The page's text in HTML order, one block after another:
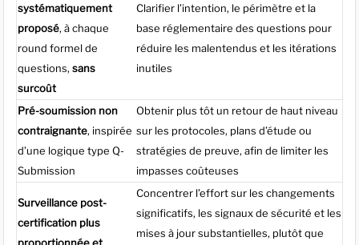
systématiquement
proposé, à chaque
round formel de
questions, sans
surcoût
Clarifier l’intention, le périmètre et la
base réglementaire des questions pour
réduire les malentendus et les itérations
inutiles
Pré-soumission non
contraignante, inspirée
d’une logique type Q-
Submission
Obtenir plus tôt un retour de haut niveau
sur les protocoles, plans d’étude ou
stratégies de preuve, afin de limiter les
impasses coûteuses
Surveillance post-
certification plus
Concentrer l’effort sur les changements
significatifs, les signaux de sécurité et les
mises à jour substantielles, plutôt que